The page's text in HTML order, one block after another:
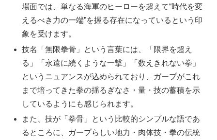
場面では、単なる海軍のヒーローを超えて“時代を変
えるべき力の一端”を握る存在になっているという印
象を受けます。
技名「無限拳骨」という言葉には、「限界を超え
る」「永遠に続くような一撃」「数えきれない拳」
というニュアンスが込められており、ガープがこれ
まで培ってきた拳の揺るぎなさ・量・技の蓄積を示
しているようにも感じられます。
また、技が「拳骨」という比較的シンプルな語であ
るところに、ガープらしい地力・肉体技・拳の伝統